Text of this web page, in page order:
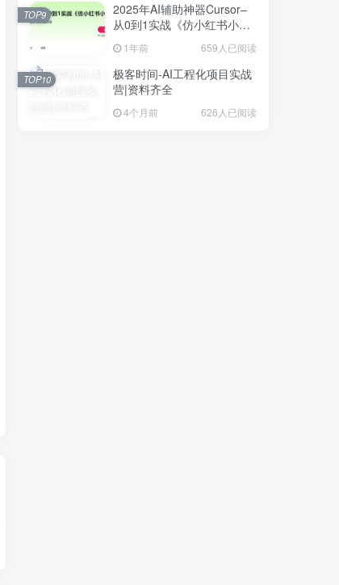
2025年AI辅助神器Cursor–
从0到1实战《仿小红书小程
序》1年前 659人已阅读
TOP9
极客时间-AI工程化项目实战
营|资料齐全
4个月前 626人已阅读
TOP10